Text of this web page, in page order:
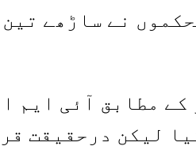
نے ساڑھے
مطابق آئی ایم
لیکن درحقیقت